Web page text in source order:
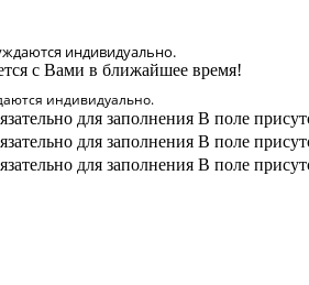
индивидуально.
с Вами в ближайшее время!
индивидуально.
для заполнения В поле
для заполнения В поле
для заполнения В поле